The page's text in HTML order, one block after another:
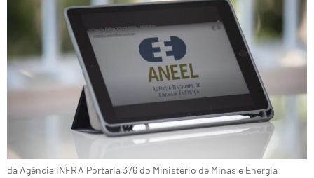
da Agência iNFRA Portaria 376 do Ministério de Minas e Energia